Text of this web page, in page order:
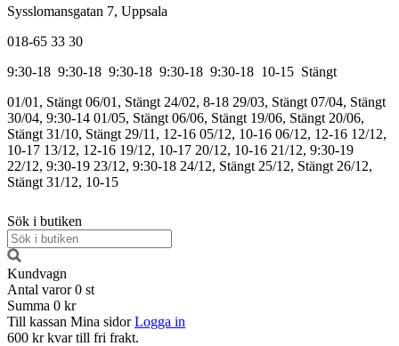
Sysslomansgatan 7, Uppsala
018-65 33 30
9:30-18 9:30-18 9:30-18 9:30-18 9:30-18 10-15 Stängt
01/01, Stängt 06/01, Stängt 24/02, 8-18 29/03, Stängt 07/04, Stängt
30/04, 9:30-14 01/05, Stängt 06/06, Stängt 19/06, Stängt 20/06,
Stängt 31/10, Stängt 29/11, 12-16 05/12, 10-16 06/12, 12-16 12/12,
10-17 13/12, 12-16 19/12, 10-17 20/12, 10-16 21/12, 9:30-19
22/12, 9:30-19 23/12, 9:30-18 24/12, Stängt 25/12, Stängt 26/12,
Stängt 31/12, 10-15
Sök i butiken
Kundvagn
Antal varor 0 st
Summa 0 kr
Till kassan Mina sidor Logga in
600 kr kvar till fri frakt.